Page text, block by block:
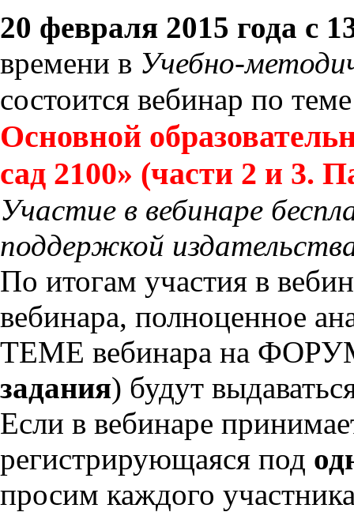
20 февраля 2015 года с
времени в Учебно-
состоится вебинар по
Основной
сад 2100» (части 2 и 3.
Участие в вебинаре
поддержкой
По итогам участия в
вебинара, полноценное
ТЕМЕ вебинара на
задания) будут
Если в вебинаре
регистрирующаяся под
просим каждого